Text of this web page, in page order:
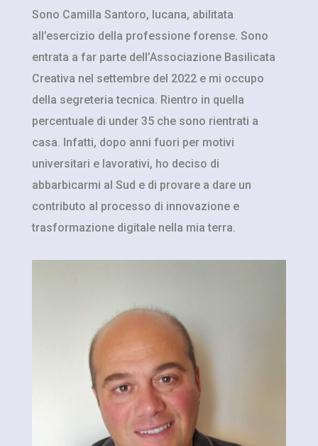
Sono Camilla Santoro, lucana, abilitata
all’esercizio della professione forense. Sono
entrata a far parte dell’Associazione Basilicata
Creativa nel settembre del 2022 e mi occupo
della segreteria tecnica. Rientro in quella
percentuale di under 35 che sono rientrati a
casa. Infatti, dopo anni fuori per motivi
universitari e lavorativi, ho deciso di
abbarbicarmi al Sud e di provare a dare un
contributo al processo di innovazione e
trasformazione digitale nella mia terra.